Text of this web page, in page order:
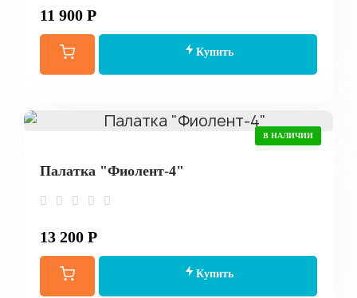
11 900 Р
Купить
В НАЛИЧИИ
Палатка "Фиолент-4"
13 200 Р
Купить